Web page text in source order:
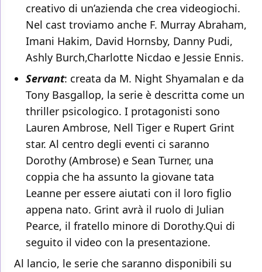
creativo di un’azienda che crea videogiochi.
Nel cast troviamo anche F. Murray Abraham,
Imani Hakim, David Hornsby, Danny Pudi,
Ashly Burch,Charlotte Nicdao e Jessie Ennis.
Servant: creata da M. Night Shyamalan e da
Tony Basgallop, la serie è descritta come un
thriller psicologico. I protagonisti sono
Lauren Ambrose, Nell Tiger e Rupert Grint
star. Al centro degli eventi ci saranno
Dorothy (Ambrose) e Sean Turner, una
coppia che ha assunto la giovane tata
Leanne per essere aiutati con il loro figlio
appena nato. Grint avrà il ruolo di Julian
Pearce, il fratello minore di Dorothy.Qui di
seguito il video con la presentazione.
Al lancio, le serie che saranno disponibili su